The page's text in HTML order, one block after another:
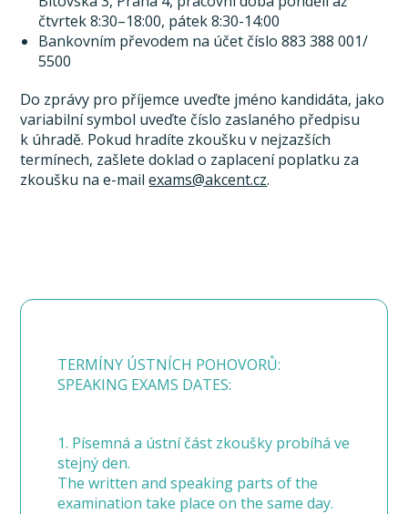
čtvrtek 8:30–18:00, pátek 8:30-14:00
Bankovním převodem na účet číslo 883 388 001/
5500
Do zprávy pro příjemce uveďte jméno kandidáta, jako
variabilní symbol uveďte číslo zaslaného předpisu
k úhradě. Pokud hradíte zkoušku v nejzazších
termínech, zašlete doklad o zaplacení poplatku za
zkoušku na e-mailexams@akcent.cz.
TERMÍNY ÚSTNÍCH POHOVORŮ:
SPEAKING EXAMS DATES:
1. Písemná a ústní část zkoušky probíhá ve
stejný den.
The written and speaking parts of the
examination take place on the same day.